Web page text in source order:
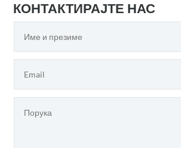
КОНТАКТИРАЈТЕ НАС